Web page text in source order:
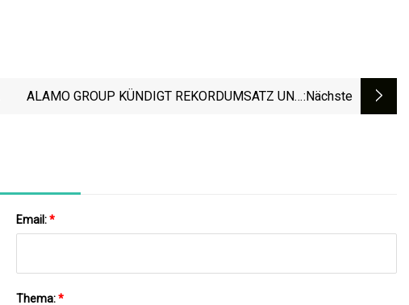
ALAMO GROUP KÜNDIGT REKORDUMSATZ UND:nächste
Email:*
Thema:*